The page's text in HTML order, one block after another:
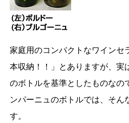
家庭用のコンパクトなワインセ
本収納！！」とありますが、実
のボトルを基準としたものなの
ンパーニュのボトルでは、そん
す。